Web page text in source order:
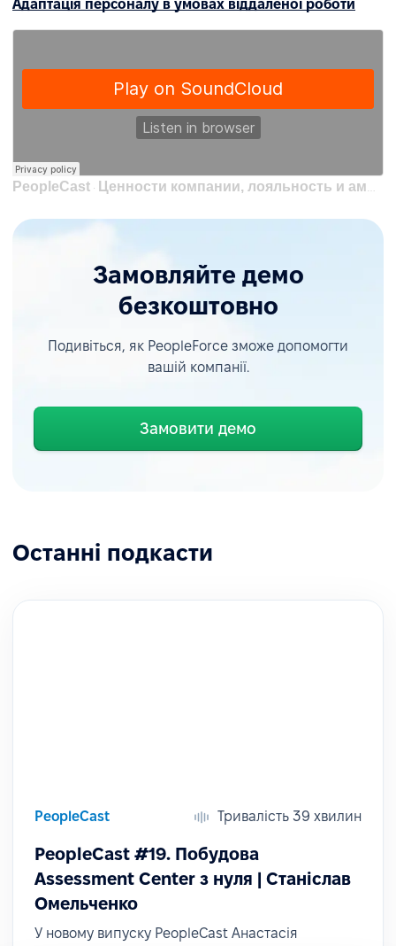
Адаптація персоналу в умовах віддаленої роботи
PeopleCast · Ценности компании, лояльность и амбассадоры|Ксения Швед, ex.Директор для людей Yakaboo, Цитрус
Замовляйте демо
безкоштовно
Подивіться, як PeopleForce зможе допомогти
вашій компанії.
Замовити демо
Останні подкасти
PeopleCast Тривалість 39 хвилин
PeopleCast #19. Побудова
Assessment Center з нуля | Станіслав
Омельченко
У новому випуску PeopleCast Анастасія